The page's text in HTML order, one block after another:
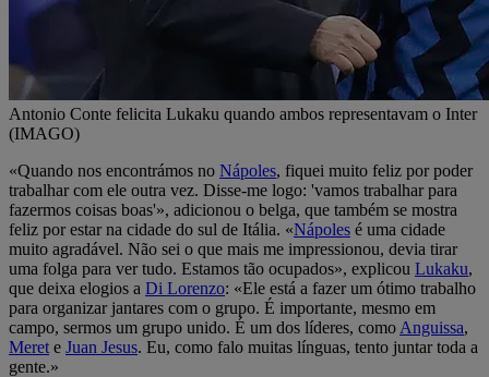
Antonio Conte felicita Lukaku quando ambos representavam o Inter
(IMAGO)
«Quando nos encontrámos no Nápoles, fiquei muito feliz por poder
trabalhar com ele outra vez. Disse-me logo: 'vamos trabalhar para
fazermos coisas boas'», adicionou o belga, que também se mostra
feliz por estar na cidade do sul de Itália. «Nápoles é uma cidade
muito agradável. Não sei o que mais me impressionou, devia tirar
uma folga para ver tudo. Estamos tão ocupados», explicou Lukaku,
que deixa elogios a Di Lorenzo: «Ele está a fazer um ótimo trabalho
para organizar jantares com o grupo. É importante, mesmo em
campo, sermos um grupo unido. É um dos líderes, como Anguissa,
Meret e Juan Jesus. Eu, como falo muitas línguas, tento juntar toda a
gente.»